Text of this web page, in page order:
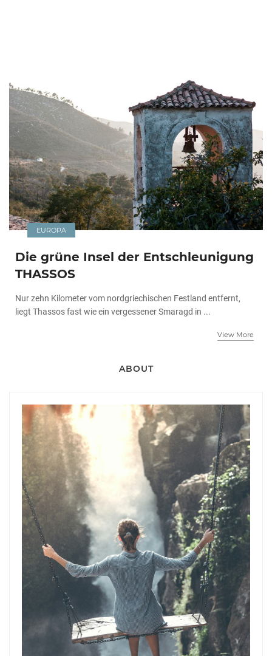
EUROPA
Die grüne Insel der Entschleunigung
THASSOS
Nur zehn Kilometer vom nordgriechischen Festland entfernt,
liegt Thassos fast wie ein vergessener Smaragd in ...
View More
ABOUT